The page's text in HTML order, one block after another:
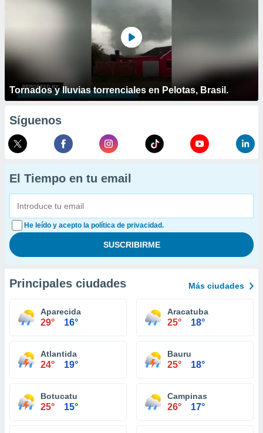
Tornados y lluvias torrenciales en Pelotas, Brasil.
Síguenos
El Tiempo en tu email
He leído y acepto la política de privacidad.
Principales ciudades Más ciudades
Aparecida
29° 16°
Aracatuba
25° 18°
Atlantida
24° 19°
Bauru
25° 18°
Botucatu
25° 15°
Campinas
26° 17°